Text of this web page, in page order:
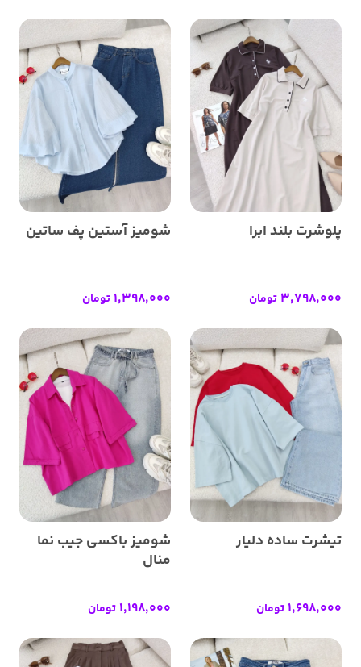
پلوشرت بلند ابرا
3,798,000تومان
شومیز آستین پف ساتین
1,398,000تومان
تیشرت ساده دلیار
1,698,000تومان
شومیز باکسی جیب نما
منال
1,198,000تومان